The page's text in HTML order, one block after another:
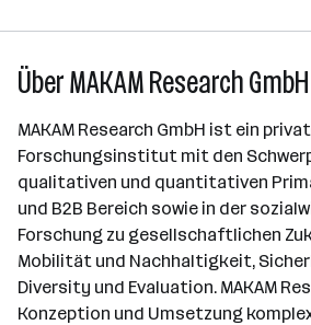
Über MAKAM Research GmbH
MAKAM Research GmbH ist ein
Forschungsinstitut mit den
qualitativen und quantitativen
und B2B Bereich sowie in der
Forschung zu gesellschaftlichen
Mobilität und Nachhaltigkeit,
Diversity und Evaluation. MAKAM
Konzeption und Umsetzung